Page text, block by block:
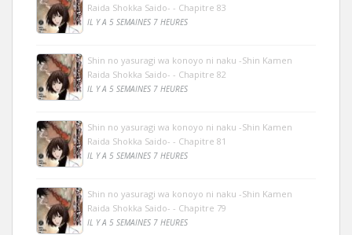
Raida Shokka Saido- - Chapitre 83
IL Y A 5 SEMAINES 7 HEURES
Shin no yasuragi wa konoyo ni naku -Shin Kamen
Raida Shokka Saido- - Chapitre 82
IL Y A 5 SEMAINES 7 HEURES
Shin no yasuragi wa konoyo ni naku -Shin Kamen
Raida Shokka Saido- - Chapitre 81
IL Y A 5 SEMAINES 7 HEURES
Shin no yasuragi wa konoyo ni naku -Shin Kamen
Raida Shokka Saido- - Chapitre 79
IL Y A 5 SEMAINES 7 HEURES